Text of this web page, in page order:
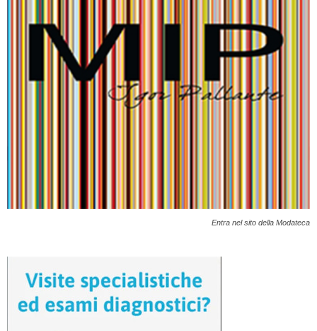
Entra nel sito della Modateca